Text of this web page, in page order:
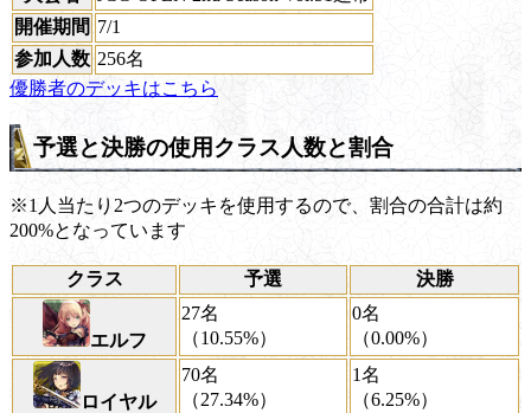
開催期間 7/1
参加人数 256名
優勝者のデッキはこちら
予選と決勝の使用クラス人数と割合
※1人当たり2つのデッキを使用するので、割合の合計は約
200%となっています
クラス 予選 決勝
エルフ
27名
（10.55%）
0名
（0.00%）
ロイヤル
70名
（27.34%）
1名
（6.25%）